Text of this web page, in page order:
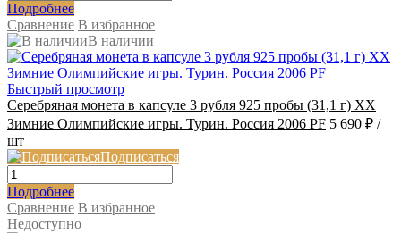
Подробнее
Сравнение В избранное
В наличии
Быстрый просмотр
Серебряная монета в капсуле 3 рубля 925 пробы (31,1 г) XX
Зимние Олимпийские игры. Турин. Россия 2006 PF 5 690 ₽ /
шт
Подписаться
Подробнее
Сравнение В избранное
Недоступно